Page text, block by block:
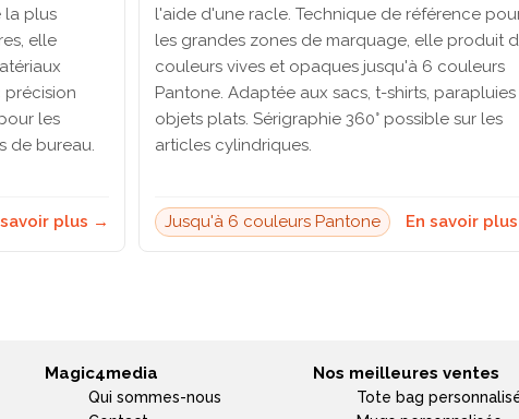
la plus
elle
les
de bureau.
savoir plus →
l'aide d'une racle. Technique de référence
les grandes zones de marquage, elle produit
couleurs vives et opaques jusqu'à 6 couleurs
Pantone. Adaptée aux sacs, t-shirts,
objets plats. Sérigraphie 360° possible sur les
articles cylindriques.
Jusqu'à 6 couleurs Pantone En savoir
Magic4media
Qui sommes-nous
Nos meilleures ventes
Tote bag